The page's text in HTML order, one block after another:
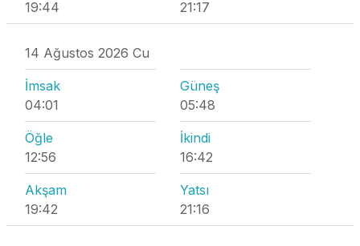
19:44
21:17
14 Ağustos 2026 Cu
İmsak
04:01
Güneş
05:48
Öğle
12:56
İkindi
16:42
Akşam
19:42
Yatsı
21:16